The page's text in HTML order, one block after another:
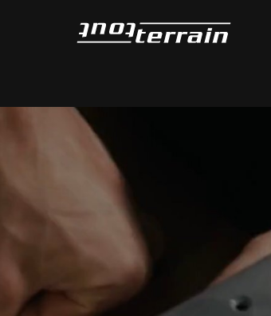
Tout-Terrain